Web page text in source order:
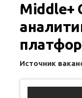
Middle+
Источник